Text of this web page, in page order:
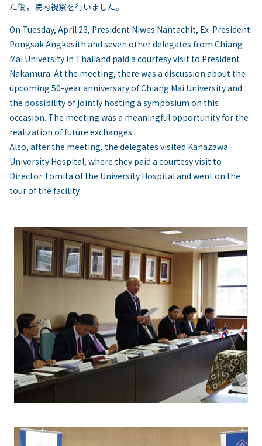
た後，院内視察を行いました。
On Tuesday, April 23, President Niwes Nantachit, Ex-President
Pongsak Angkasith and seven other delegates from Chiang
Mai University in Thailand paid a courtesy visit to President
Nakamura. At the meeting, there was a discussion about the
upcoming 50-year anniversary of Chiang Mai University and
the possibility of jointly hosting a symposium on this
occasion. The meeting was a meaningful opportunity for the
realization of future exchanges.
Also, after the meeting, the delegates visited Kanazawa
University Hospital, where they paid a courtesy visit to
Director Tomita of the University Hospital and went on the
tour of the facility.